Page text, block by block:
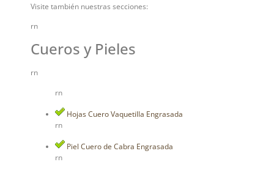
Visite también nuestras secciones:
rn
Cueros y Pieles
rn
rn
Hojas Cuero Vaquetilla Engrasada
rn
Piel Cuero de Cabra Engrasada
rn